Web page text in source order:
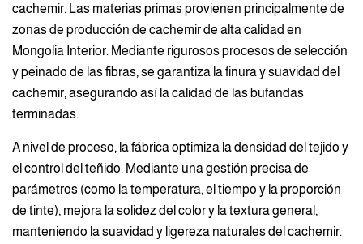
cachemir. Las materias primas provienen principalmente de
zonas de producción de cachemir de alta calidad en
Mongolia Interior. Mediante rigurosos procesos de selección
y peinado de las fibras, se garantiza la finura y suavidad del
cachemir, asegurando así la calidad de las bufandas
terminadas.
A nivel de proceso, la fábrica optimiza la densidad del tejido y
el control del teñido. Mediante una gestión precisa de
parámetros (como la temperatura, el tiempo y la proporción
de tinte), mejora la solidez del color y la textura general,
manteniendo la suavidad y ligereza naturales del cachemir.